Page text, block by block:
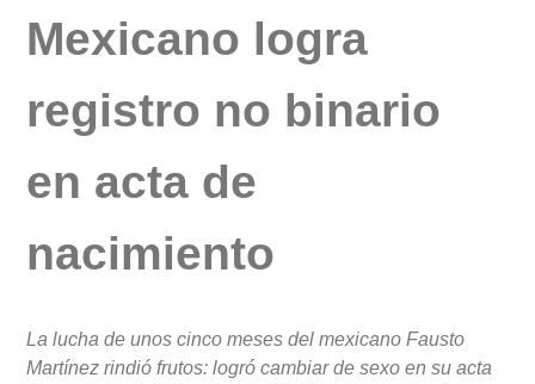
Mexicano logra
registro no binario
en acta de
nacimiento
La lucha de unos cinco meses del mexicano Fausto
Martínez rindió frutos: logró cambiar de sexo en su acta